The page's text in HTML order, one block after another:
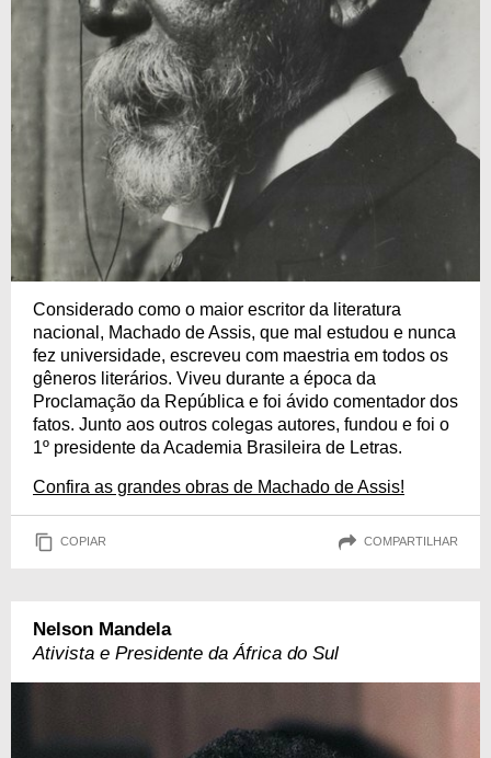
Considerado como o maior escritor da literatura
nacional, Machado de Assis, que mal estudou e nunca
fez universidade, escreveu com maestria em todos os
gêneros literários. Viveu durante a época da
Proclamação da República e foi ávido comentador dos
fatos. Junto aos outros colegas autores, fundou e foi o
1º presidente da Academia Brasileira de Letras.
Confira as grandes obras de Machado de Assis!
COPIAR COMPARTILHAR
Nelson Mandela
Ativista e Presidente da África do Sul